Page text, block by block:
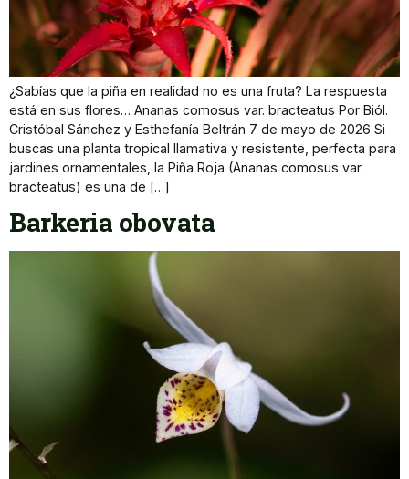
¿Sabías que la piña en realidad no es una fruta? La respuesta
está en sus flores… Ananas comosus var. bracteatus Por Biól.
Cristóbal Sánchez y Esthefanía Beltrán 7 de mayo de 2026 Si
buscas una planta tropical llamativa y resistente, perfecta para
jardines ornamentales, la Piña Roja (Ananas comosus var.
bracteatus) es una de […]
Barkeria obovata